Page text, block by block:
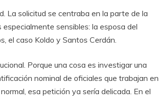
La solicitud se centraba en la parte de la
sensibles: la esposa del
el caso Koldo y Santos Cerdán.
Porque una cosa es investigar una
nominal de oficiales que trabajan en
esa petición ya sería delicada. En el